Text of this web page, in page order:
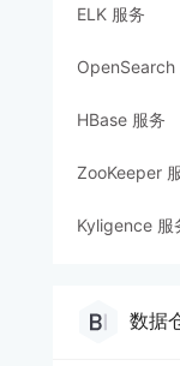
ELK 服务
OpenSearch
HBase 服务
ZooKeeper
Kyligence 服
数据